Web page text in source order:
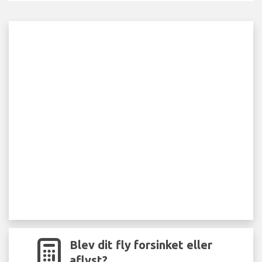
Blev dit fly forsinket eller